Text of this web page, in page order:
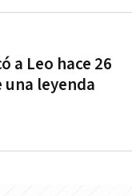
a Leo hace 26
leyenda